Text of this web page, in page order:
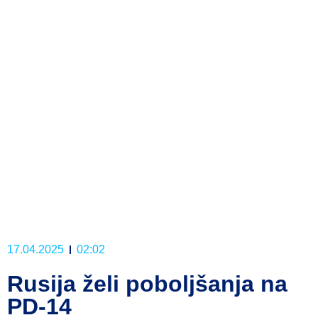
17.04.2025 02:02
Rusija želi poboljšanja na
PD-14